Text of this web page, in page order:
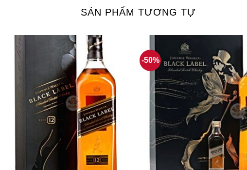
SẢN PHẨM TƯƠNG TỰ
-50%